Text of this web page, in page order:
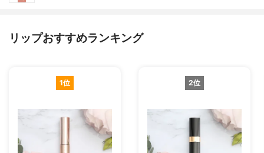
リップおすすめランキング
1位 2位